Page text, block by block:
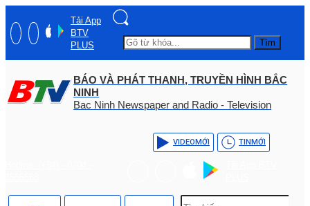
Tải App
BTV
PLUS
Tìm
BÁO VÀ PHÁT THANH, TRUYỀN HÌNH BẮC
NINH
Bac Ninh Newspaper and Radio - Television
VIDEOMỚI TINMỚI